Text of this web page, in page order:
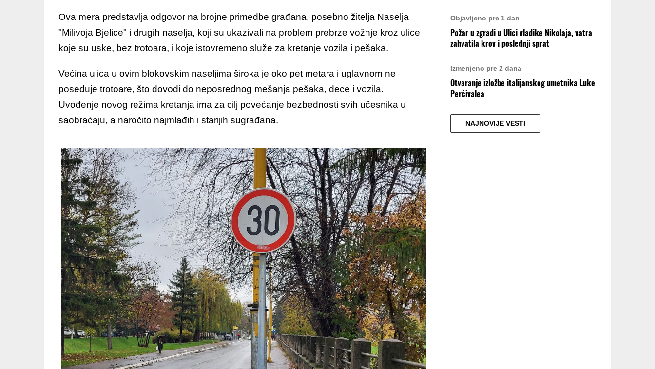
Ova mera predstavlja odgovor na brojne primedbe građana, posebno žitelja Naselja
"Milivoja Bjelice" i drugih naselja, koji su ukazivali na problem prebrze vožnje kroz ulice
koje su uske, bez trotoara, i koje istovremeno služe za kretanje vozila i pešaka.
Većina ulica u ovim blokovskim naseljima široka je oko pet metara i uglavnom ne
poseduje trotoare, što dovodi do neposrednog mešanja pešaka, dece i vozila.
Uvođenje novog režima kretanja ima za cilj povećanje bezbednosti svih učesnika u
saobraćaju, a naročito najmlađih i starijih sugrađana.
Objavljeno pre 1 dan
Požar u zgradi u Ulici vladike Nikolaja, vatra
zahvatila krov i poslednji sprat
Izmenjeno pre 2 dana
Otvaranje izložbe italijanskog umetnika Luke
Perćivalea
NAJNOVIJE VESTI